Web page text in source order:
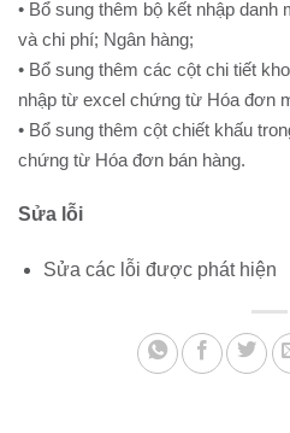
• Bổ sung thêm bộ kết nhập
và chi phí; Ngân hàng;
• Bổ sung thêm các cột chi tiết
nhập từ excel chứng từ Hóa đơn
• Bổ sung thêm cột chiết khấu
chứng từ Hóa đơn bán hàng.
Sửa lỗi
Sửa các lỗi được phát hiện